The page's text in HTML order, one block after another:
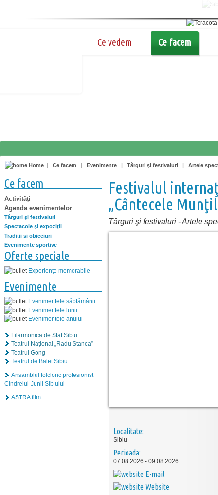
Ce vedem Ce facem
Home | Ce facem | Evenimente | Târguri şi festivaluri | Artele
Ce facem
Activități
Agenda evenimentelor
Târguri şi festivaluri
Spectacole şi expoziţii
Tradiţii şi obiceiuri
Evenimente sportive
Oferte speciale
Experiențe memorabile
Evenimente
Evenimentele săptămânii
Evenimentele lunii
Evenimentele anului
Filarmonica de Stat Sibiu
Teatrul Naţional „Radu Stanca”
Teatrul Gong
Teatrul de Balet Sibiu
Ansamblul folcloric profesionist
Cindrelul-Junii Sibiului
ASTRA film
Festivalul
„Cântecele
Târguri şi festivaluri -Artele
Localitate:
Sibiu
Perioada:
07.08.2026 - 09.08.2026
E-mail
Website